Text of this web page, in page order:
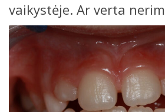
vaikystėje. Ar verta